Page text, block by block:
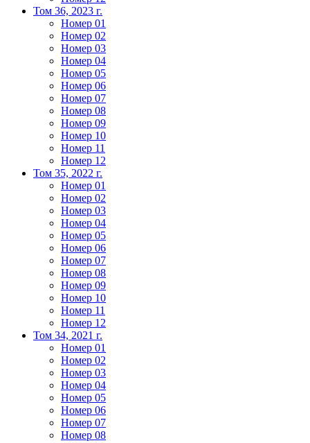
Том 36, 2023 г.
Номер 01
Номер 02
Номер 03
Номер 04
Номер 05
Номер 06
Номер 07
Номер 08
Номер 09
Номер 10
Номер 11
Номер 12
Том 35, 2022 г.
Номер 01
Номер 02
Номер 03
Номер 04
Номер 05
Номер 06
Номер 07
Номер 08
Номер 09
Номер 10
Номер 11
Номер 12
Том 34, 2021 г.
Номер 01
Номер 02
Номер 03
Номер 04
Номер 05
Номер 06
Номер 07
Номер 08